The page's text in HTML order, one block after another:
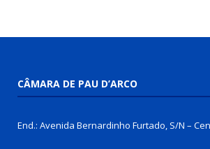
CÂMARA DE PAU D’ARCO
End.: Avenida Bernardinho Furtado, S/N –